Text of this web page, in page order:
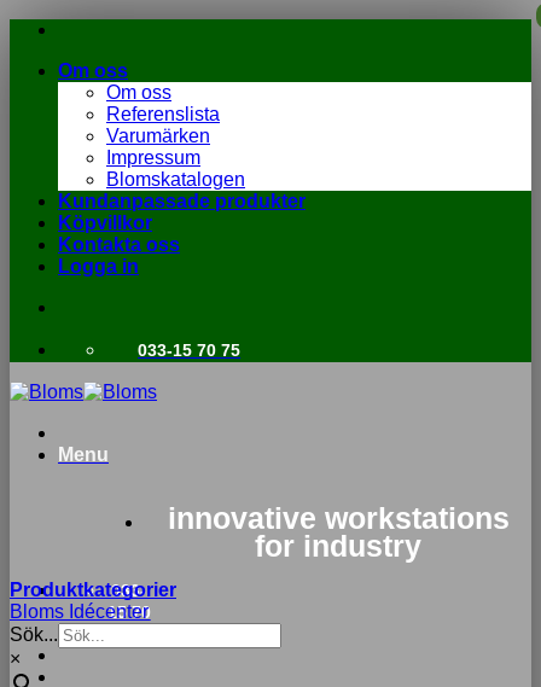
Skip
contentOm oss
Om oss
Referenslista
Varumärken
Impressum
Blomskatalogen
Kundanpassade produkter
Köpvillkor
Kontakta oss
Logga in
033-15 70 75
Menu
innovative workstations
for industry
033-
15 70
Produktkategorier
Bloms Idécenter
Sök...
×